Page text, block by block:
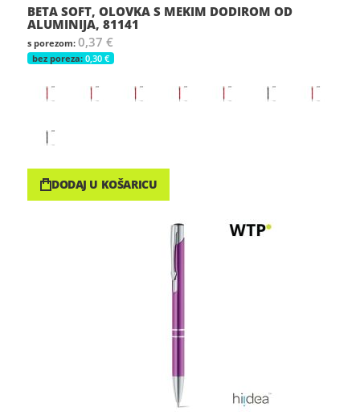
BETA SOFT, OLOVKA S MEKIM DODIROM OD
ALUMINIJA, 81141
0,37 €
0,30 €
DODAJ U KOŠARICU